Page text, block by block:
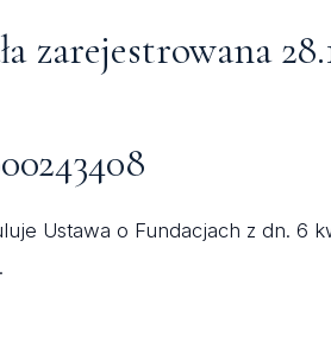
zarejestrowana
Ustawa o Fundacjach z dn. 6